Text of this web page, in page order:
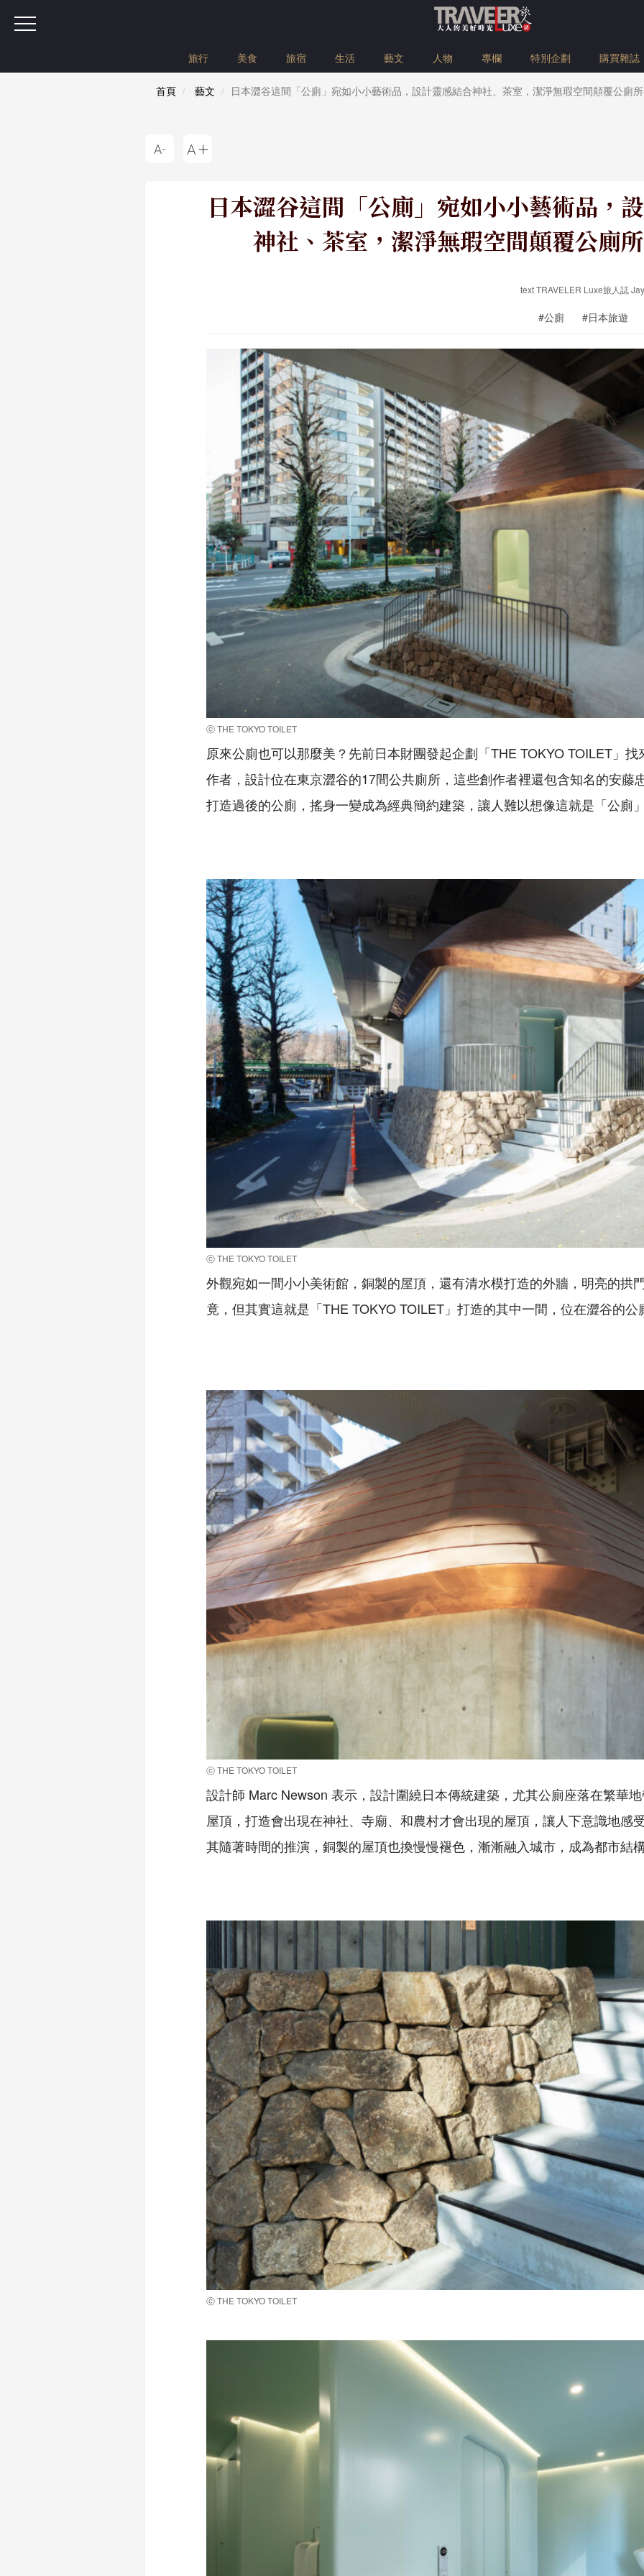
旅行 美食 旅宿 生活 藝文 人物 專欄 特別企劃 購買雜誌
首頁 藝文 日本澀谷這間「公廁」宛如小小藝術品，設計靈感結合神社、茶室，潔淨無瑕空間顛覆公廁
日本澀谷這間「公廁」宛如小小藝術品，
神社、茶室，潔淨無瑕空間顛覆公廁
text TRAVELER Luxe旅人誌
#公廁 #日本旅遊
ⓒ THE TOKYO TOILET
原來公廁也可以那麼美？先前日本財團發起企劃「THE TOKYO TOILET」
作者，設計位在東京澀谷的17間公共廁所，這些創作者裡還包含知名的安藤
打造過後的公廁，搖身一變成為經典簡約建築，讓人難以想像這就是「公廁
ⓒ THE TOKYO TOILET
外觀宛如一間小小美術館，銅製的屋頂，還有清水模打造的外牆，明亮的拱
竟，但其實這就是「THE TOKYO TOILET」打造的其中一間，位在澀谷的公
ⓒ THE TOKYO TOILET
設計師 Marc Newson 表示，設計圍繞日本傳統建築，尤其公廁座落在繁華
屋頂，打造會出現在神社、寺廟、和農村才會出現的屋頂，讓人下意識地感
其隨著時間的推演，銅製的屋頂也換慢慢褪色，漸漸融入城市，成為都市結
ⓒ THE TOKYO TOILET